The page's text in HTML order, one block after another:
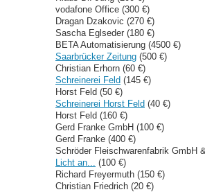
vodafone Office (300 €)
Dragan Dzakovic (270 €)
Sascha Eglseder (180 €)
BETA Automatisierung (4500 €)
Saarbrücker Zeitung (500 €)
Christian Erhorn (60 €)
Schreinerei Feld (145 €)
Horst Feld (50 €)
Schreinerei Horst Feld (40 €)
Horst Feld (160 €)
Gerd Franke GmbH (100 €)
Gerd Franke (400 €)
Schröder Fleischwarenfabrik GmbH
Licht an...
(100 €)
Richard Freyermuth (150 €)
Christian Friedrich (20 €)